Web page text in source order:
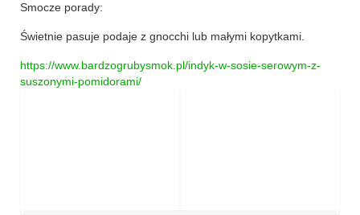
Smocze porady:
Świetnie pasuje podaje z gnocchi lub małymi kopytkami.
https://www.bardzogrubysmok.pl/indyk-w-sosie-serowym-z-
suszonymi-pomidorami/